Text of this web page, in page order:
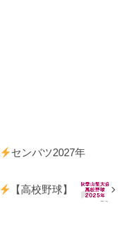
センバツ2027年
【高校野球】